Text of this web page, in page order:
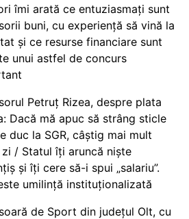
îmi arată ce entuziasmați sunt
buni, cu experiență să vină la
și ce resurse financiare sunt
unui astfel de concurs
Petruț Rizea, despre plata
Dacă mă apuc să strâng sticle
duc la SGR, câștig mai mult
/ Statul îți aruncă niște
și îți cere să-i spui „salariu”.
umilință instituționalizată
de Sport din județul Olt, cu